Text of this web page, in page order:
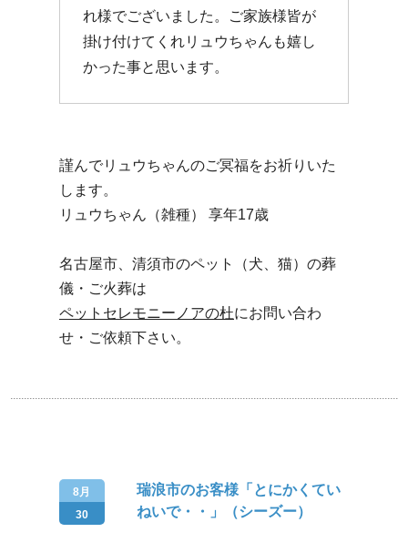
れ様でございました。ご家族様皆が
掛け付けてくれリュウちゃんも嬉し
かった事と思います。
謹んでリュウちゃんのご冥福をお祈りいた
します。
リュウちゃん（雑種） 享年17歳
名古屋市、清須市のペット（犬、猫）の葬
儀・ご火葬は
ペットセレモニーノアの杜にお問い合わ
せ・ご依頼下さい。
8月
30
瑞浪市のお客様「とにかくてい
ねいで・・」（シーズー）